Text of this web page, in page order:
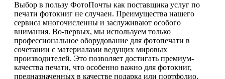
Выбор в пользу ФотоПочты как поставщика услуг по
печати фотокниг не случаен. Преимущества нашего
сервиса многочисленны и заслуживают особого
внимания. Во-первых, мы используем только
профессиональное оборудование для фотопечати в
сочетании с материалами ведущих мировых
производителей. Это позволяет достигать премиум-
качества печати, что особенно важно для фотокниг,
предназначенных в качестве подарка или портфолио.